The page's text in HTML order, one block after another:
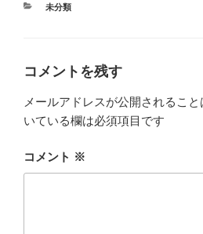
カ
未分類
コメントを残す
メールアドレスが公開されること
いている欄は必須項目です
コメント ※